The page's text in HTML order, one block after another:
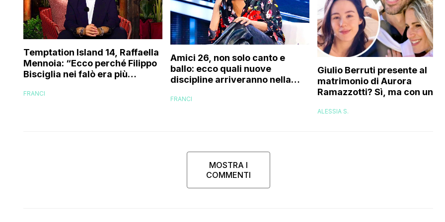
Temptation Island 14, Raffaella
Mennoia: “Ecco perché Filippo
Bisciglia nei falò era più
FRANCI
Amici 26, non solo canto e
ballo: ecco quali nuove
discipline arriveranno nella
FRANCI
Giulio Berruti presente al
matrimonio di Aurora
Ramazzotti? Sì, ma con un
sarebbe
ALESSIA S.
MOSTRA I
COMMENTI